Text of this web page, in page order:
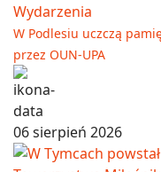
Wydarzenia
W Podlesiu uczczą
przez OUN-UPA
06 sierpień 2026